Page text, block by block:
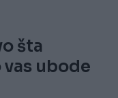
šta
ubode